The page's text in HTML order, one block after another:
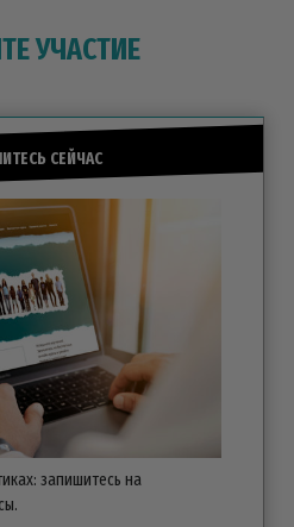
УЧАСТИЕ
СЕЙЧАС
запишитесь на